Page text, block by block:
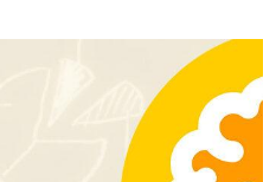
Eagle Waterproofing recomienda
revisar la impermeabilización de